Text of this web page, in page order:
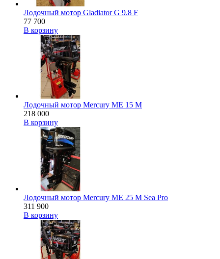
Лодочный мотор Gladiator G 9.8 F
77 700
В корзину
Лодочный мотор Mercury ME 15 M
218 000
В корзину
Лодочный мотор Mercury ME 25 M Sea Pro
311 900
В корзину